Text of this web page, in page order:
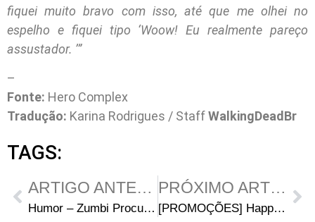
fiquei muito bravo com isso, até que me olhei no
espelho e fiquei tipo ‘Woow! Eu realmente pareço
assustador. ’”
–
Fonte: Hero Complex
Tradução: Karina Rodrigues / StaffWalkingDeadBr
TAGS:
ARTIGO ANTERIOR
Humor – Zumbi Procura Ajuda de Psiquiatra
PRÓXIMO ARTIGO
[PROMOÇÕES] Happy Birthday WALKING DEAD BRASIL